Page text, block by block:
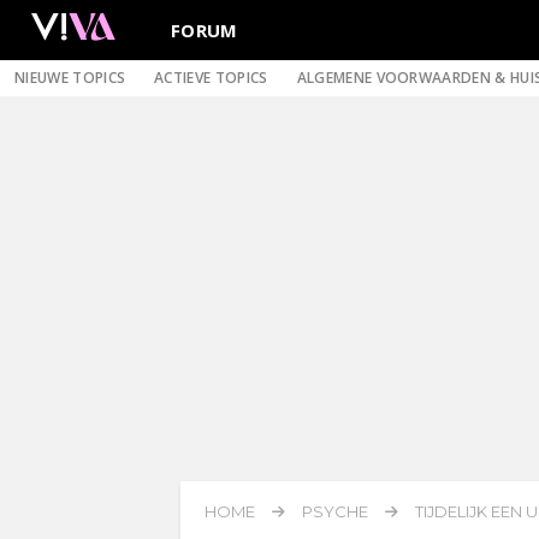
FORUM
NIEUWE TOPICS ACTIEVE TOPICS ALGEMENE VOORWAARDEN &
HOME PSYCHE TIJDELIJK EEN